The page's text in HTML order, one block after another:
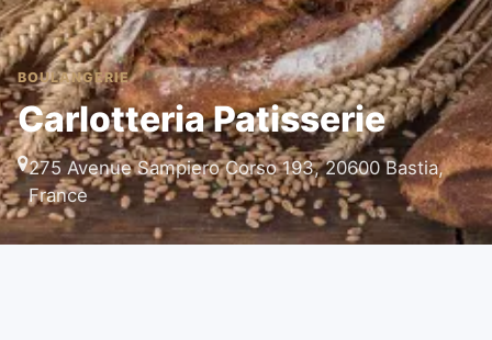
BOULANGERIE
Carlotteria Patisserie
275 Avenue Sampiero Corso 193, 20600 Bastia,
France